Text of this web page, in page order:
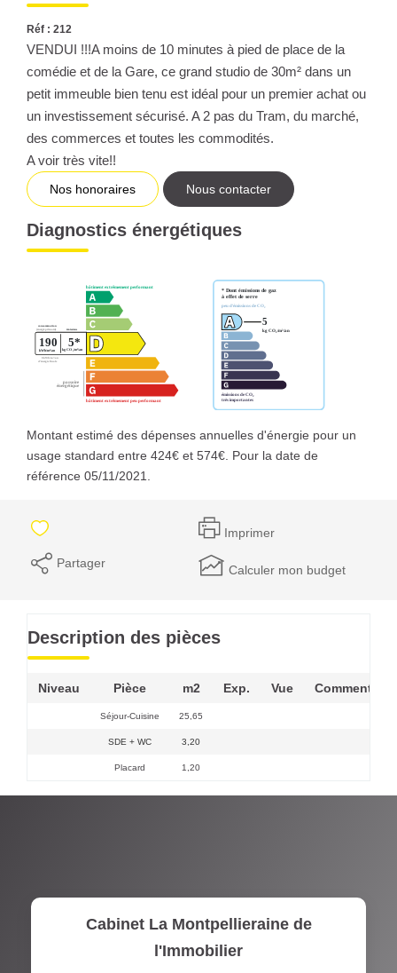
Réf : 212
VENDUI !!!A moins de 10 minutes à pied de place de la
comédie et de la Gare, ce grand studio de 30m² dans un
petit immeuble bien tenu est idéal pour un premier achat ou
un investissement sécurisé. A 2 pas du Tram, du marché,
des commerces et toutes les commodités.
A voir très vite!!
Nos honoraires Nous contacter
Diagnostics énergétiques
Montant estimé des dépenses annuelles d'énergie pour un
usage standard entre 424€ et 574€. Pour la date de
référence 05/11/2021.
Imprimer
Partager Calculer mon budget
Description des pièces
Niveau Pièce m2 Exp. Vue
Séjour-Cuisine 25,65
SDE + WC 3,20
Placard 1,20
Cabinet La Montpellieraine de
l'Immobilier